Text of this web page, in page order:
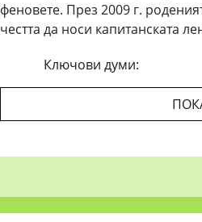
феновете. През 2009 г.
честта да носи капитанската
Ключови думи: